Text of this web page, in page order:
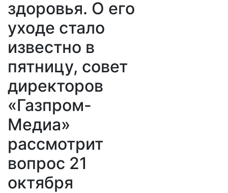
здоровья. О его
уходе стало
известно в
пятницу, совет
директоров
«Газпром-
Медиа»
рассмотрит
вопрос 21
октября